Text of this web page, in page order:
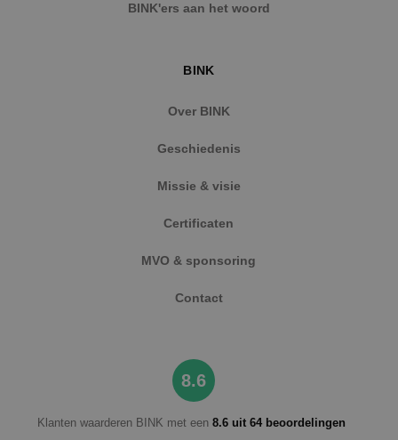
BINK'ers aan het woord
BINK
Over BINK
Geschiedenis
Missie & visie
Certificaten
MVO & sponsoring
Contact
8.6
Klanten waarderen BINK met een 8.6 uit 64 beoordelingen